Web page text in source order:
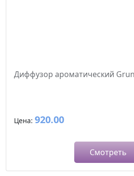
Диффузор ароматический
Цена: 920.00
Смотреть